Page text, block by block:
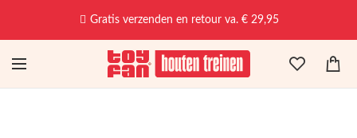
Gratis verzenden en retour va. € 29,95